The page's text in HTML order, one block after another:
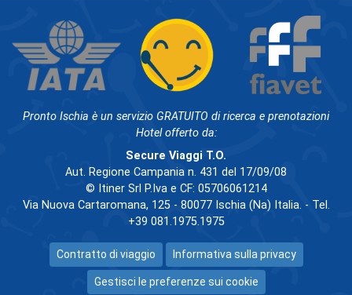
Pronto Ischia è un servizio GRATUITO di ricerca e prenotazioni
Hotel offerto da:
Secure Viaggi T.O.
Aut. Regione Campania n. 431 del 17/09/08
© Itiner Srl P.Iva e CF: 05706061214
Via Nuova Cartaromana, 125 - 80077 Ischia (Na) Italia. - Tel.
+39 081.1975.1975
Contratto di viaggio Informativa sulla privacy
Gestisci le preferenze sui cookie